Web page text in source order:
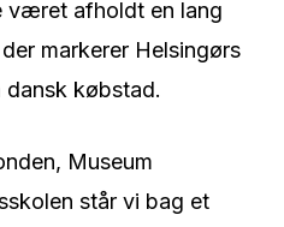
været afholdt en lang
markerer Helsingørs
købstad.
Museum
står vi bag et